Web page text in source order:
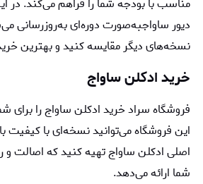
مناسب با بودجه شما را فراهم می‌کند.
ديور ساواجبه‌صورت دوره‌ای به‌روزرسانی
نسخه‌های دیگر مقایسه کنید و بهترین
خرید ادکلن ساواج
فروشگاه سراد خرید ادکلن ساواج را برای
این فروشگاه می‌توانید نسخه‌ای با کیفیت
اصلی ادکلن ساواج تهیه کنید که اصالت و
شما ارائه می‌دهد.